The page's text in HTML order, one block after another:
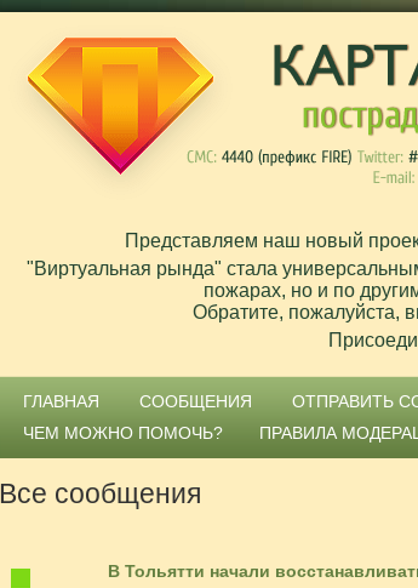
Представляем наш новый
"Виртуальная рында" стала
пожарах, но и по
Обратите, пожалуйста,
ГЛАВНАЯ СООБЩЕНИЯ ОТПРАВИТЬ
ЧЕМ МОЖНО ПОМОЧЬ?
ПРАВИЛА
Все сообщения
В Тольятти начали